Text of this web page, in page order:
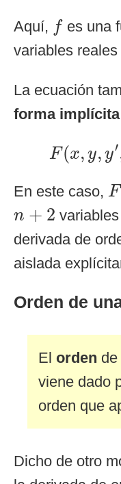
Aquí, f
f es una
variables
La ecuación
forma implícita
F(x, y, y′y
En este caso, F
F
n + 2
n 2
derivada de
aislada
Orden de
El orden
viene dado
orden que
Dicho de otro